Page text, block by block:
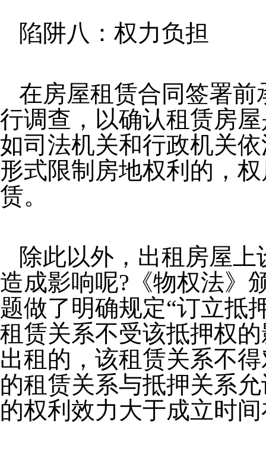
陷阱八：权力负担
在房屋租赁合同签署
行调查，以确认租赁房
如司法机关和行政机关
形式限制房地权利的，
赁。
除此以外，出租房屋
造成影响呢?《物权法》
题做了明确规定“订立抵
租赁关系不受该抵押权
出租的，该租赁关系不
的租赁关系与抵押关系
的权利效力大于成立时